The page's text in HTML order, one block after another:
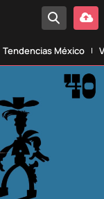
Tendencias México